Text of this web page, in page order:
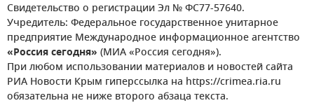
Свидетельство о регистрации Эл № ФС77-57640.
Учредитель: Федеральное государственное унитарное
предприятие Международное информационное агентство
«Россия сегодня» (МИА «Россия сегодня»).
При любом использовании материалов и новостей сайта
РИА Новости Крым гиперссылка на https://crimea.ria.ru
обязательна не ниже второго абзаца текста.